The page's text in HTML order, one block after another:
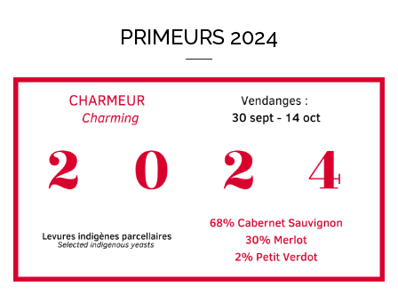
PRIMEURS 2024